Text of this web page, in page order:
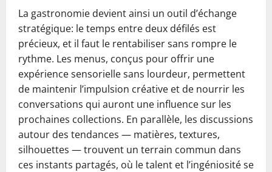
La gastronomie devient ainsi un outil d’échange
stratégique: le temps entre deux défilés est
précieux, et il faut le rentabiliser sans rompre le
rythme. Les menus, conçus pour offrir une
expérience sensorielle sans lourdeur, permettent
de maintenir l’impulsion créative et de nourrir les
conversations qui auront une influence sur les
prochaines collections. En parallèle, les discussions
autour des tendances — matières, textures,
silhouettes — trouvent un terrain commun dans
ces instants partagés, où le talent et l’ingéniosité se